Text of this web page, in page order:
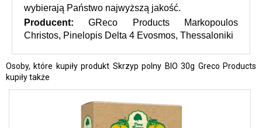
wybierają Państwo najwyższą jakość.
Producent: GReco Products Markopoulos
Christos, Pinelopis Delta 4 Evosmos, Thessaloniki
Osoby, które kupiły produkt Skrzyp polny BIO 30g Greco Products
kupiły także